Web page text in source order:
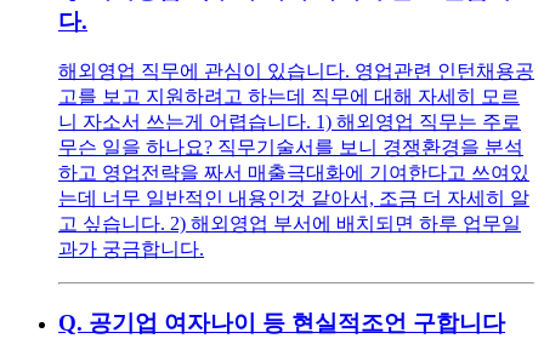
다.
해외영업 직무에 관심이 있습니다. 영업관련 인턴채용공
고를 보고 지원하려고 하는데 직무에 대해 자세히 모르
니 자소서 쓰는게 어렵습니다. 1) 해외영업 직무는 주로
무슨 일을 하나요? 직무기술서를 보니 경쟁환경을 분석
하고 영업전략을 짜서 매출극대화에 기여한다고 쓰여있
는데 너무 일반적인 내용인것 같아서, 조금 더 자세히 알
고 싶습니다. 2) 해외영업 부서에 배치되면 하루 업무일
과가 궁금합니다.
Q. 공기업 여자나이 등 현실적조언 구합니다